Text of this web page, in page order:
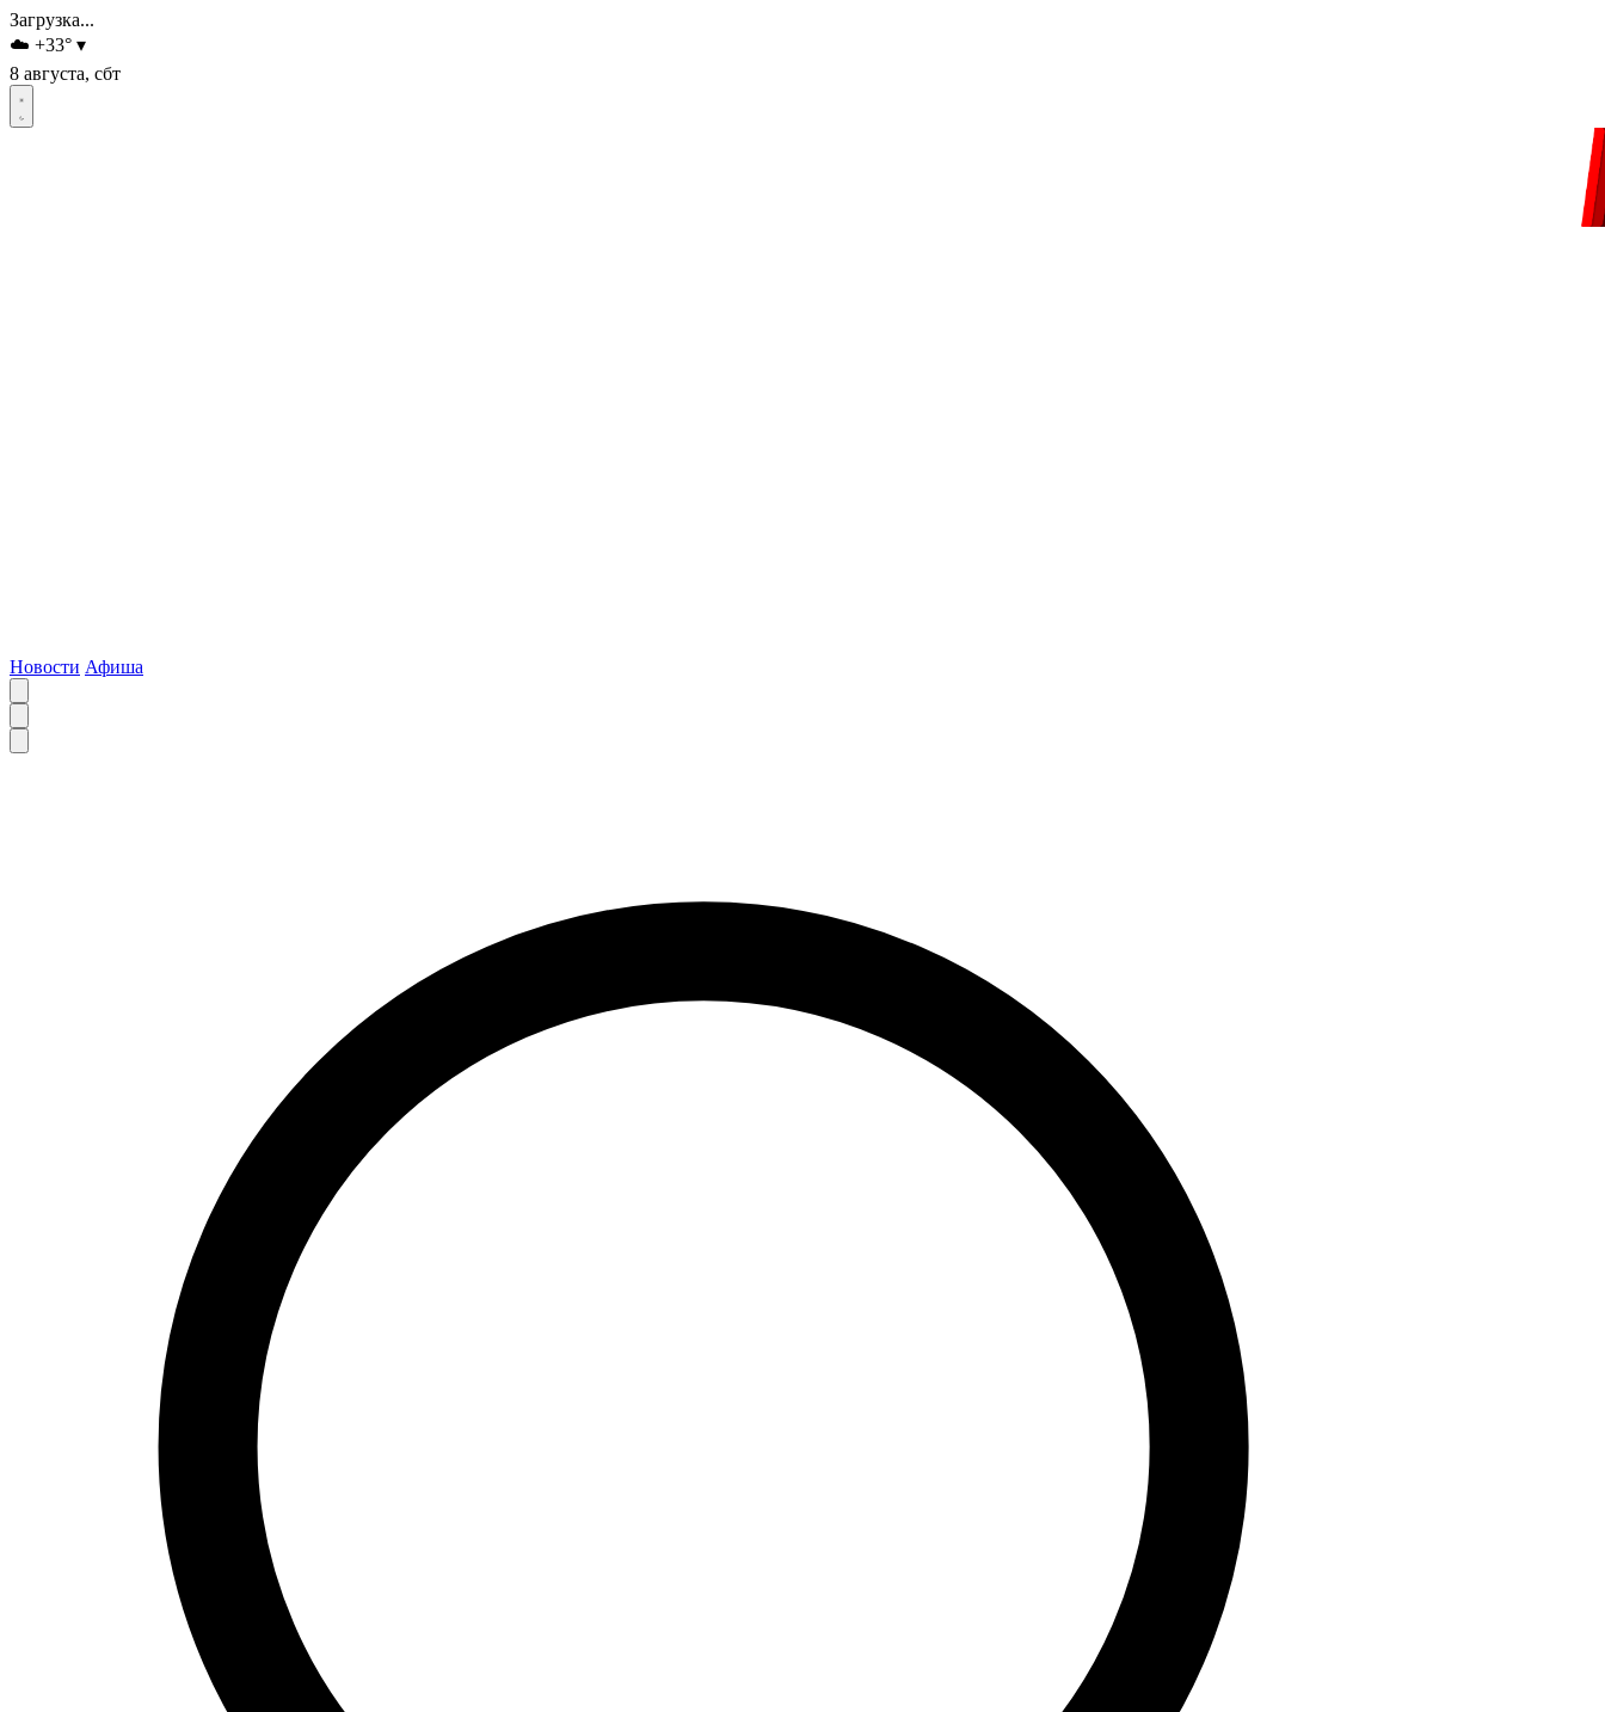
Загрузка...
☁️ +33° ▾
8 августа, сбт
Новости Афиша